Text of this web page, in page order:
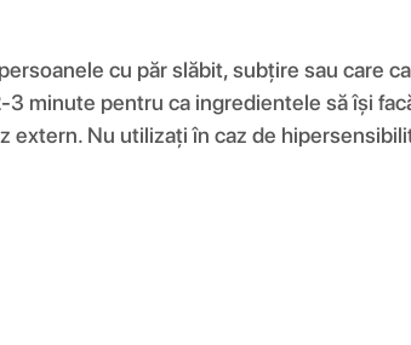
cu păr slăbit, subțire sau care
minute pentru ca ingredientele să își
extern. Nu utilizați în caz de